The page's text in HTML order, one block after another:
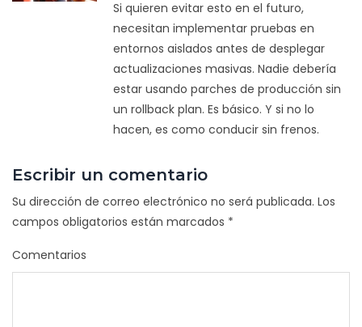
Si quieren evitar esto en el futuro,
necesitan implementar pruebas en
entornos aislados antes de desplegar
actualizaciones masivas. Nadie debería
estar usando parches de producción sin
un rollback plan. Es básico. Y si no lo
hacen, es como conducir sin frenos.
Escribir un comentario
Su dirección de correo electrónico no será publicada. Los
campos obligatorios están marcados *
Comentarios